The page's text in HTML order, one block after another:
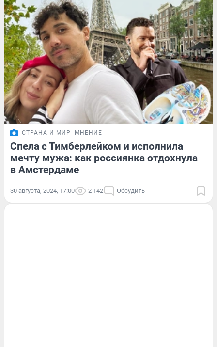
СТРАНА И МИР МНЕНИЕ
Спела с Тимберлейком и исполнила
мечту мужа: как россиянка отдохнула
в Амстердаме
30 августа, 2024, 17:00 2 142 Обсудить